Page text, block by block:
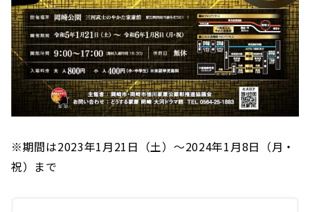
※期間は2023年1月21日（土）～2024年1月8日（月・
祝）まで